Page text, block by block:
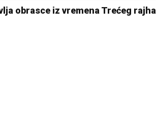
obrasce iz vremena Trećeg rajha